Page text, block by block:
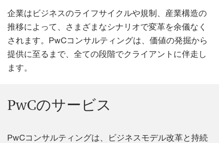
企業はビジネスのライフサイクルや規制、産業構造の
推移によって、さまざまなシナリオで変革を余儀なく
されます。PwCコンサルティングは、価値の発掘から
提供に至るまで、全ての段階でクライアントに伴走し
ます。
PwCのサービス
PwCコンサルティングは、ビジネスモデル改革と持続